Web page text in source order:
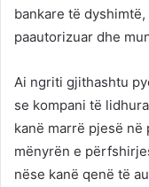
bankare të
paautorizuar dhe
Ai ngriti gjithashtu
se kompani të
kanë marrë pjesë
mënyrën e
nëse kanë qenë të